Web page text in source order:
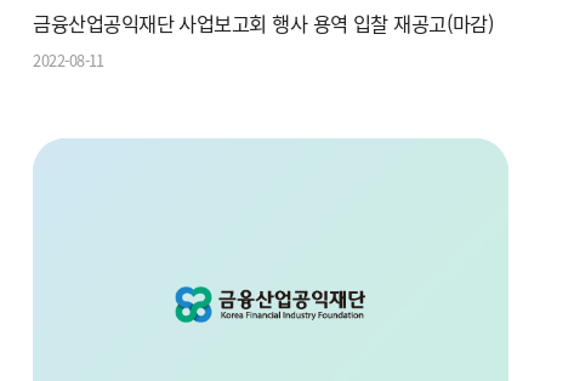
금융산업공익재단 사업보고회 행사 용역 입찰 재공고(마감)
2022-08-11